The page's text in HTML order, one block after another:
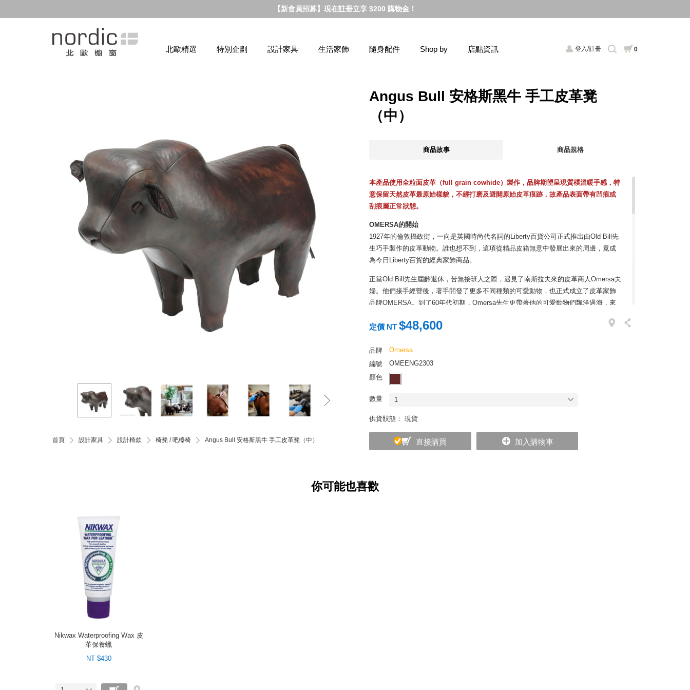
【新會員招募】現在註冊立享 $200 購物金！
登入/註冊 0
北歐精選 特別企劃 設計家具 生活家飾 隨身配件 Shop by 店點資訊
首頁 設計家具 設計椅款 椅凳 / 吧檯椅 Angus Bull 安格斯黑牛 手工皮革凳（中）
Angus Bull 安格斯黑牛 手工皮革凳
（中）
商品故事 商品規格
本產品使用全粒面皮革（full grain cowhide） 製作，品牌期望呈現質樸溫暖手感，特
意保留天然皮革最原始樣貌，不經打磨及避開原始皮革痕跡，故產品表面帶有凹痕或
刮痕屬正常狀態。
OMERSA的開始
1927年的倫敦攝政街，一向是英國時尚代名詞的Liberty百貨公司正式推出由Old Bill先
生巧手製作的皮革動物。誰也想不到，這項從精品皮箱無意中發展出來的周邊，竟成
為今日Liberty百貨的經典家飾商品。
正當Old Bill先生屆齡退休，苦無接班人之際，遇見了南斯拉夫來的皮革商人Omersa夫
婦。他們接手經營後，著手開發了更多不同種類的可愛動物，也正式成立了皮革家飾
品牌OMERSA。到了60年代初期，Omersa先生更帶著他的可愛動物們飄洋過海，來
台，迎來家飾精品的巔峰，從此不但吸引了大批品牌支持者，更開拓了全球市場。
件OMERSA動物都由工匠手工縫製，而非大量生產（所以每一次下單都要等很久很久
很久）。這些內藏金屬鋼骨架的紮實動物們，不論是當作舒緩腳部的腳凳，或是擺設
親友，因為如此細膩講究的動物藝術作品，除了能呈現工匠精湛的技藝之外，也會將
購買者的感情記錄在其中，為你傳達源遠流長的情意。
用料天然，作工也自然的OMERSA
OMERSA 動物內部使用的填充物，除了天然木棉花及木材刨絲才有的紮實感之外，如
至於動物們療癒人心的外觀，使用的是產自英國的天然全粒面牛皮。和其他品牌講究
定價 NT $48,600
品牌
Omersa
編號
OMEENG2303
顏色
數量 1
供貨狀態： 現貨
直接購買 加入購物車
你可能也喜歡
Nikwax Waterproofing Wax 皮
革保養蠟
NT $430